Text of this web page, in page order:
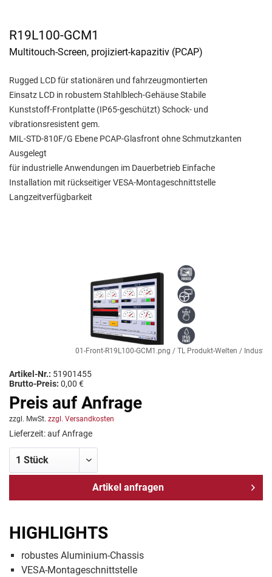
R19L100-GCM1
Multitouch-Screen, projiziert-kapazitiv (PCAP)
Rugged LCD für stationären und fahrzeugmontierten
Einsatz LCD in robustem Stahlblech-Gehäuse Stabile
Kunststoff-Frontplatte (IP65-geschützt) Schock- und
vibrationsresistent gem.
MIL-STD-810F/G Ebene PCAP-Glasfront ohne Schmutzkanten
Ausgelegt
für industrielle Anwendungen im Dauerbetrieb Einfache
Installation mit rückseitiger VESA-Montageschnittstelle
Langzeitverfügbarkeit
01-Front-R19L100-GCM1.png / TL Produkt-Welten /
Artikel-Nr.: 51901455
Brutto-Preis: 0,00 €
Preis auf Anfrage
zzgl. MwSt. zzgl. Versandkosten
Lieferzeit: auf Anfrage
Artikel anfragen
HIGHLIGHTS
robustes Aluminium-Chassis
VESA-Montageschnittstelle